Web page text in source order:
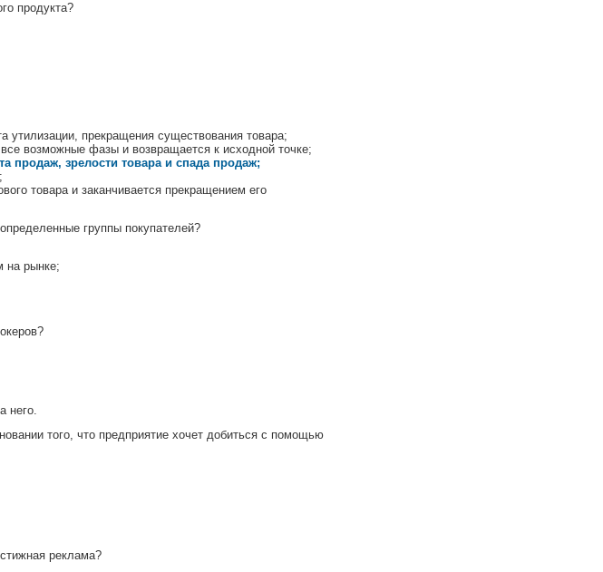
продукта?
утилизации, прекращения существования товара;
возможные фазы и возвращается к исходной точке;
продаж, зрелости товара и спада продаж;
товара и заканчивается прекращением его
группы покупателей?
на рынке;
него.
того, что предприятие хочет добиться с помощью
реклама?